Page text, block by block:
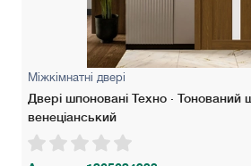
Міжкімнатні двері
Двері шпоновані Техно · Тонований
венеціанський